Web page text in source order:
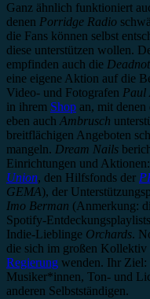
Ganz ähnlich funktioniert
denen Porridge Radio
die Fans können selbst
diese unterstützen wollen.
empfinden auch die
eine eigene Aktion auf die
Video- und Fotografen Paul
in ihrem Shop an, mit
eben auch Ambrusch
breitflächigen Angeboten
mangeln. Dream Nails
Einrichtungen und
Union, den Hilfsfonds der
GEMA), der
Imo Berman (Anmerkung:
Spotify-
Indie-Lieblinge Orchards.
die sich im großen Kollektiv
Regierung wenden. Ihr Ziel:
Musiker*innen, Ton- und
anderen Selbstständigen.